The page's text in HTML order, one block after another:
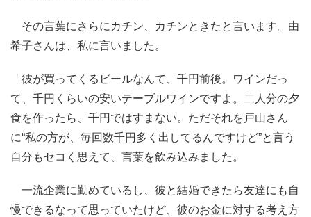
その言葉にさらにカチン、カチンときたと言います。由
希子さんは、私に言いました。
「彼が買ってくるビールなんて、千円前後。ワインだっ
て、千円くらいの安いテーブルワインですよ。二人分の夕
食を作ったら、千円ではすまない。ただそれを戸山さん
に“私の方が、毎回数千円多く出してるんですけど”と言う
自分もセコく思えて、言葉を飲み込みました。
一流企業に勤めているし、彼と結婚できたら友達にも自
慢できるなって思っていたけど、彼のお金に対する考え方